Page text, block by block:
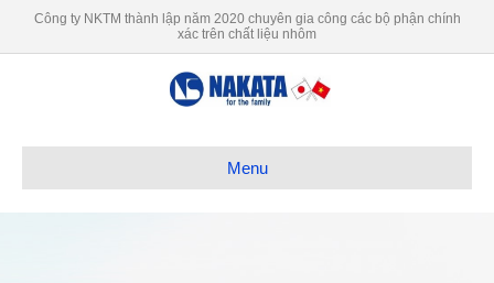
Công ty NKTM thành lập năm 2020 chuyên gia công các bộ phận chính
xác trên chất liệu nhôm
Menu